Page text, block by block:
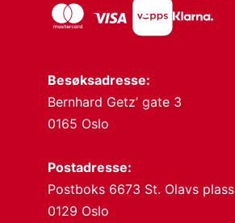
Besøksadresse:
Bernhard Getz’ gate 3
0165 Oslo
Postadresse:
Postboks 6673 St. Olavs plass
0129 Oslo